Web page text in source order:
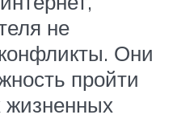
не
Они
пройти
жизненных